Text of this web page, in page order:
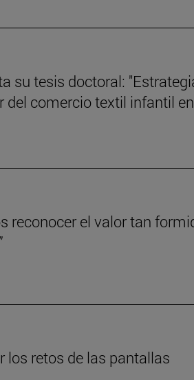
su tesis doctoral:
del comercio textil infantil en
reconocer el valor tan
los retos de las pantallas